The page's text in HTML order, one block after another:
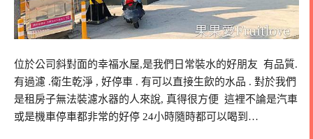
位於公司斜對面的幸福水屋,是我們日常裝水的好朋友 有品質.
有過濾 .衛生乾淨 , 好停車 . 有可以直接生飲的水品 . 對於我們
是租房子無法裝濾水器的人來說, 真得很方便 這裡不論是汽車
或是機車停車都非常的好停 24小時隨時都可以喝到…